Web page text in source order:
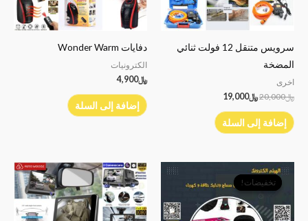
سرويس متنقل 12 فولت ثنائي
المضخة
اخرى
﷼20,000﷼19,000
إضافة إلى السلة
دفايات Wonder Warm
الكترونيات
﷼4,900
إضافة إلى السلة
تخفيضات!
تخفيضات!
السعر
الأصلي
هو:
هو:
﷼9,900.